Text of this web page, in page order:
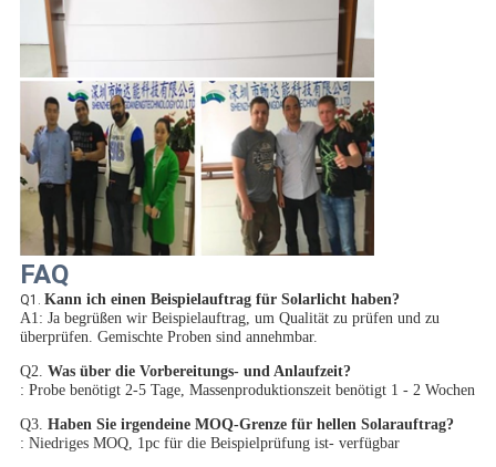
FAQ
Q1. Kann ich einen Beispielauftrag für Solarlicht haben?
A1: Ja begrüßen wir Beispielauftrag, um Qualität zu prüfen und zu
überprüfen. Gemischte Proben sind annehmbar.
Q2. Was über die Vorbereitungs- und Anlaufzeit?
: Probe benötigt 2-5 Tage, Massenproduktionszeit benötigt 1 - 2 Wochen
Q3. Haben Sie irgendeine MOQ-Grenze für hellen Solarauftrag?
: Niedriges MOQ, 1pc für die Beispielprüfung ist- verfügbar